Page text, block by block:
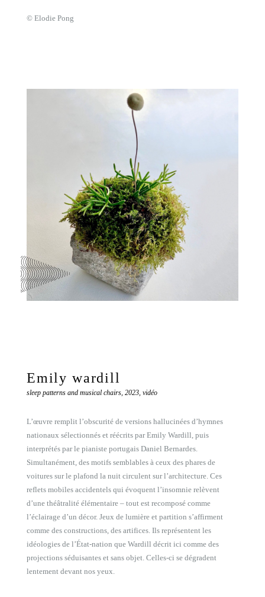
© Elodie Pong
Emily wardill
sleep patterns and musical chairs, 2023, vidéo
L’œuvre remplit l’obscurité de versions hallucinées d’hymnes
nationaux sélectionnés et réécrits par Emily Wardill, puis
interprétés par le pianiste portugais Daniel Bernardes.
Simultanément, des motifs semblables à ceux des phares de
voitures sur le plafond la nuit circulent sur l’architecture. Ces
reflets mobiles accidentels qui évoquent l’insomnie relèvent
d’une théâtralité élémentaire – tout est recomposé comme
l’éclairage d’un décor. Jeux de lumière et partition s’affirment
comme des constructions, des artifices. Ils représentent les
idéologies de l’État-nation que Wardill décrit ici comme des
projections séduisantes et sans objet. Celles-ci se dégradent
lentement devant nos yeux.